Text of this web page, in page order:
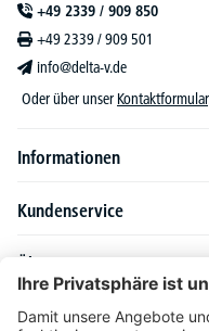
+49 2339 / 909 850
+49 2339 / 909 501
info@delta-v.de
Oder über unser Kontaktformular
Informationen
Kundenservice
Über DELTA-V
Produktsortiment